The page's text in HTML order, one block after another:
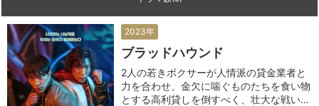
2023年
ブラッドハウンド
2人の若きボクサーが人情派の貸金業者と
力を合わせ、金欠に喘ぐものたちを食い物
とする高利貸しを倒すべく、壮大な戦いを